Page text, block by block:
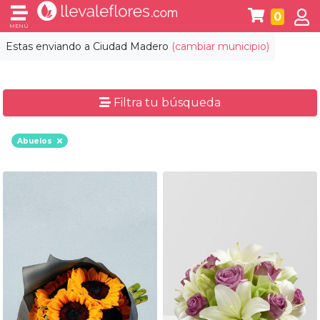
Estas enviando a Ciudad Madero (cambiar municipio)
MENÚ
0
Filtra tu búsqueda
Abuelos